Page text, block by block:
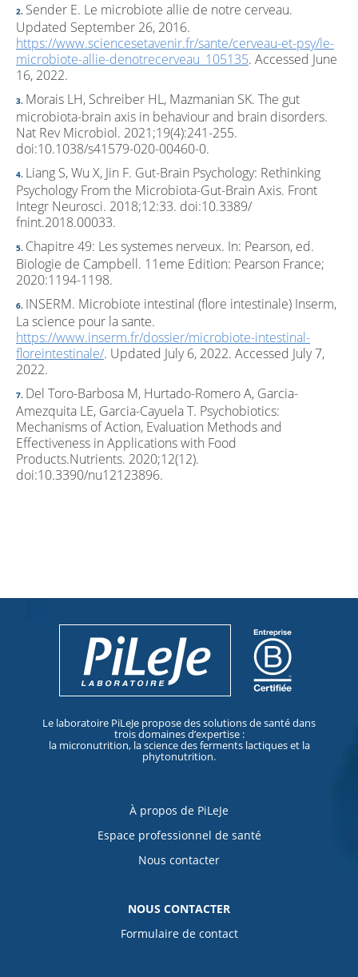
Sender E. Le microbiote allie de notre cerveau.
Updated September 26, 2016.
https://www.sciencesetavenir.fr/sante/cerveau-et-psy/le-
microbiote-allie-denotrecerveau_105135. Accessed June
16, 2022.
Morais LH, Schreiber HL, Mazmanian SK. The gut
microbiota-brain axis in behaviour and brain disorders.
Nat Rev Microbiol. 2021;19(4):241-255.
doi:10.1038/s41579-020-00460-0.
Liang S, Wu X, Jin F. Gut-Brain Psychology: Rethinking
Psychology From the Microbiota-Gut-Brain Axis. Front
Integr Neurosci. 2018;12:33. doi:10.3389/
fnint.2018.00033.
Chapitre 49: Les systemes nerveux. In: Pearson, ed.
Biologie de Campbell. 11eme Edition: Pearson France;
2020:1194-1198.
INSERM. Microbiote intestinal (flore intestinale) Inserm,
La science pour la sante.
https://www.inserm.fr/dossier/microbiote-intestinal-
floreintestinale/. Updated July 6, 2022. Accessed July 7,
2022.
Del Toro-Barbosa M, Hurtado-Romero A, Garcia-
Amezquita LE, Garcia-Cayuela T. Psychobiotics:
Mechanisms of Action, Evaluation Methods and
Effectiveness in Applications with Food
Products.Nutrients. 2020;12(12).
doi:10.3390/nu12123896.
Le laboratoire PiLeJe propose des solutions de santé dans
trois domaines d’expertise :
la micronutrition, la science des ferments lactiques et la
phytonutrition.
À propos de PiLeJe
Espace professionnel de santé
Nous contacter
NOUS CONTACTER
Formulaire de contact